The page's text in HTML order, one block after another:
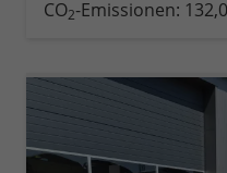
CO2-Emissionen: